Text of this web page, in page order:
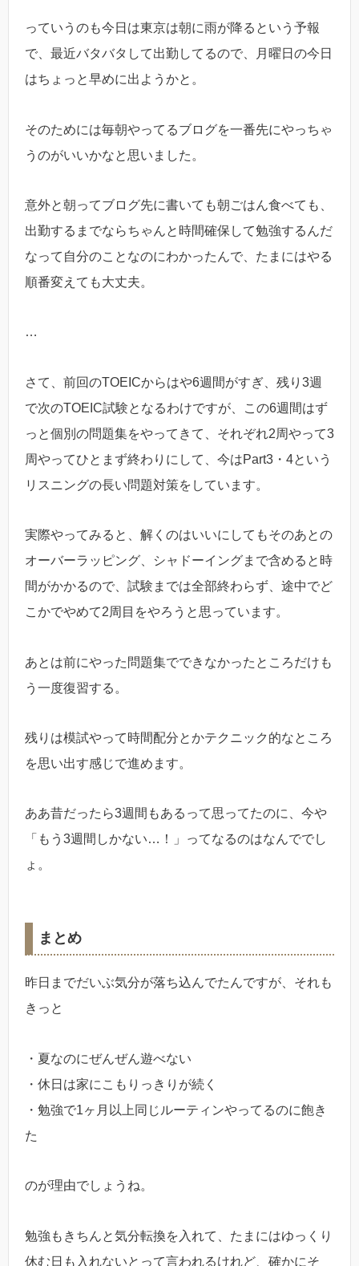
っていうのも今日は東京は朝に雨が降るという予報
で、最近バタバタして出勤してるので、月曜日の今日
はちょっと早めに出ようかと。
そのためには毎朝やってるブログを一番先にやっちゃ
うのがいいかなと思いました。
意外と朝ってブログ先に書いても朝ごはん食べても、
出勤するまでならちゃんと時間確保して勉強するんだ
なって自分のことなのにわかったんで、たまにはやる
順番変えても大丈夫。
…
さて、前回のTOEICからはや6週間がすぎ、残り3週
で次のTOEIC試験となるわけですが、この6週間はず
っと個別の問題集をやってきて、それぞれ2周やって3
周やってひとまず終わりにして、今はPart3・4という
リスニングの長い問題対策をしています。
実際やってみると、解くのはいいにしてもそのあとの
オーバーラッピング、シャドーイングまで含めると時
間がかかるので、試験までは全部終わらず、途中でど
こかでやめて2周目をやろうと思っています。
あとは前にやった問題集でできなかったところだけも
う一度復習する。
残りは模試やって時間配分とかテクニック的なところ
を思い出す感じで進めます。
ああ昔だったら3週間もあるって思ってたのに、今や
「もう3週間しかない…！」ってなるのはなんででし
ょ。
まとめ
昨日までだいぶ気分が落ち込んでたんですが、それも
きっと
・夏なのにぜんぜん遊べない
・休日は家にこもりっきりが続く
・勉強で1ヶ月以上同じルーティンやってるのに飽き
た
のが理由でしょうね。
勉強もきちんと気分転換を入れて、たまにはゆっくり
休む日も入れないとって言われるけれど、確かにそ